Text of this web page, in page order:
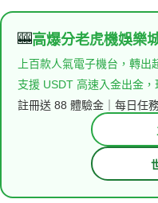
🎰高爆分老虎機娛樂
上百款人氣電子機台，轉出
支援 USDT 高速入金出金，
註冊送 88 體驗金｜每日任